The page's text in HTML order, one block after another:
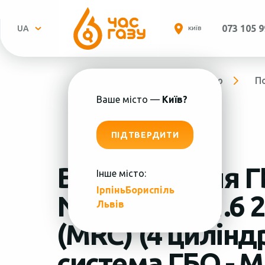
UA КИЇВ
Ваше місто — Київ?
ПІДТВЕРДИТИ
Інше місто:
ІрпіньБориспіль
Львів
073 105
Про компанію
Встановлення
Nissan Juke 1.6
(MRC) (4